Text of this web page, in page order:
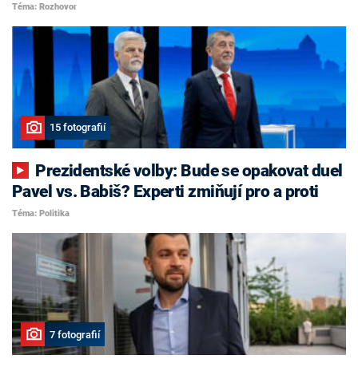
Téma: Rozhovor
15 fotografií
Pavel vs. Babiš? Experti zmiňují pro a proti
Téma: Politika
7 fotografií